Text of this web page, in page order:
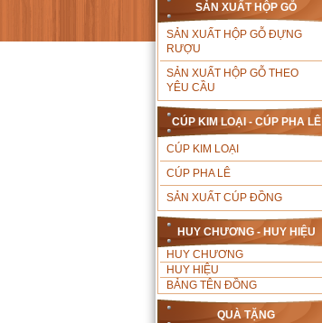
SẢN XUẤT HỘP GỖ
SẢN XUẤT HỘP GỖ ĐỰNG
RƯỢU
SẢN XUẤT HỘP GỖ THEO
YÊU CẦU
CÚP KIM LOẠI - CÚP PHA LÊ
CÚP KIM LOẠI
CÚP PHA LÊ
SẢN XUẤT CÚP ĐỒNG
HUY CHƯƠNG - HUY HIỆU
HUY CHƯƠNG
HUY HIỆU
BẢNG TÊN ĐỒNG
QUÀ TẶNG